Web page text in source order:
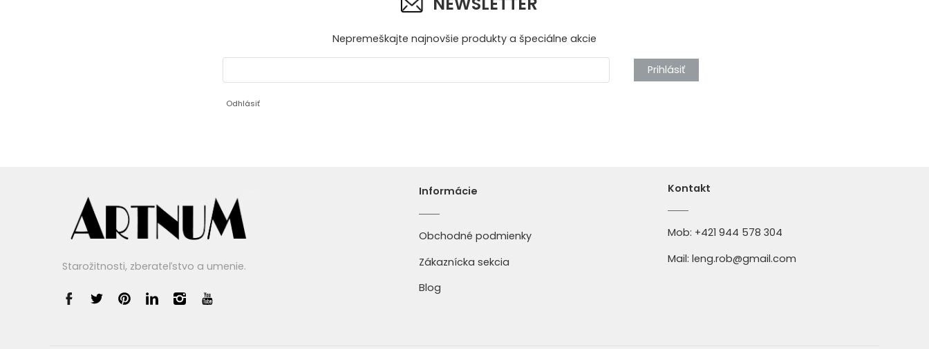
Nepremeškajte najnovšie produkty a špeciálne akcie
Prihlásiť
Odhlásiť
Starožitnosti, zberateľstvo a umenie.
Informácie
Obchodné podmienky
Zákaznícka sekcia
Blog
Kontakt
Mob: +421 944 578 304
Mail: leng.rob@gmail.com